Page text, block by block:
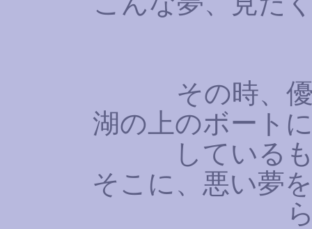
その時、
湖の上のボート
している
そこに、悪い夢